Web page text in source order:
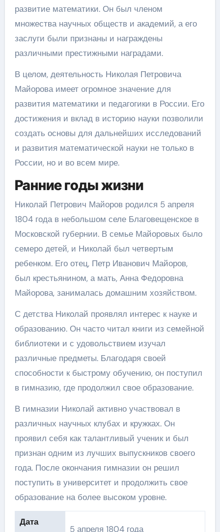
развитие математики. Он был членом
множества научных обществ и академий, а его
заслуги были признаны и награждены
различными престижными наградами.
В целом, деятельность Николая Петровича
Майорова имеет огромное значение для
развития математики и педагогики в России. Его
достижения и вклад в историю науки позволили
создать основы для дальнейших исследований
и развития математической науки не только в
России, но и во всем мире.
Ранние годы жизни
Николай Петрович Майоров родился 5 апреля
1804 года в небольшом селе Благовещенское в
Московской губернии. В семье Майоровых было
семеро детей, и Николай был четвертым
ребенком. Его отец, Петр Иванович Майоров,
был крестьянином, а мать, Анна Федоровна
Майорова, занималась домашним хозяйством.
С детства Николай проявлял интерес к науке и
образованию. Он часто читал книги из семейной
библиотеки и с удовольствием изучал
различные предметы. Благодаря своей
способности к быстрому обучению, он поступил
в гимназию, где продолжил свое образование.
В гимназии Николай активно участвовал в
различных научных клубах и кружках. Он
проявил себя как талантливый ученик и был
признан одним из лучших выпускников своего
года. После окончания гимназии он решил
поступить в университет и продолжить свое
образование на более высоком уровне.
Дата
5 апреля 1804 года